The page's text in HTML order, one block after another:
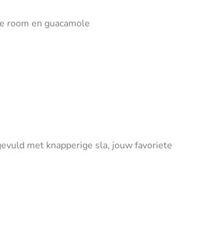
room en guacamole
met knapperige sla, jouw favoriete